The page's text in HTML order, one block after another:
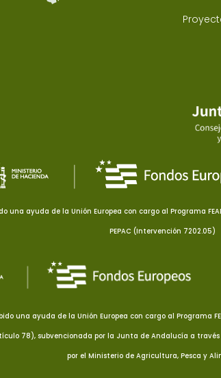
ayuda de la Unión Europea con cargo al Programa
PEPAC (Intervención 7202.05)
una ayuda de la Unión Europea con cargo al Programa
78), subvencionada por la Junta de Andalucía a
por el Ministerio de Agricultura, Pesca y